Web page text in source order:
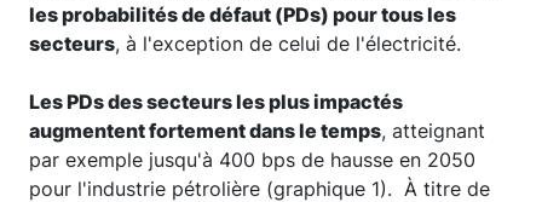
les probabilités de défaut (PDs) pour tous les
secteurs, à l'exception de celui de l'électricité.
Les PDs des secteurs les plus impactés
augmentent fortement dans le temps, atteignant
par exemple jusqu'à 400 bps de hausse en 2050
pour l'industrie pétrolière (graphique 1). À titre de